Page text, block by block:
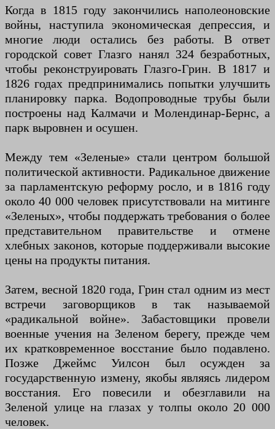
Когда в 1815 году закончились наполеоновские
войны, наступила экономическая депрессия, и
многие люди остались без работы. В ответ
городской совет Глазго нанял 324 безработных,
чтобы реконструировать Глазго-Грин. В 1817 и
1826 годах предпринимались попытки улучшить
планировку парка. Водопроводные трубы были
построены над Калмачи и Молендинар-Бернс, а
парк выровнен и осушен.
Между тем «Зеленые» стали центром большой
политической активности. Радикальное движение
за парламентскую реформу росло, и в 1816 году
около 40 000 человек присутствовали на митинге
«Зеленых», чтобы поддержать требования о более
представительном правительстве и отмене
хлебных законов, которые поддерживали высокие
цены на продукты питания.
Затем, весной 1820 года, Грин стал одним из мест
встречи заговорщиков в так называемой
«радикальной войне». Забастовщики провели
военные учения на Зеленом берегу, прежде чем
их кратковременное восстание было подавлено.
Позже Джеймс Уилсон был осужден за
государственную измену, якобы являясь лидером
восстания. Его повесили и обезглавили на
Зеленой улице на глазах у толпы около 20 000
человек.